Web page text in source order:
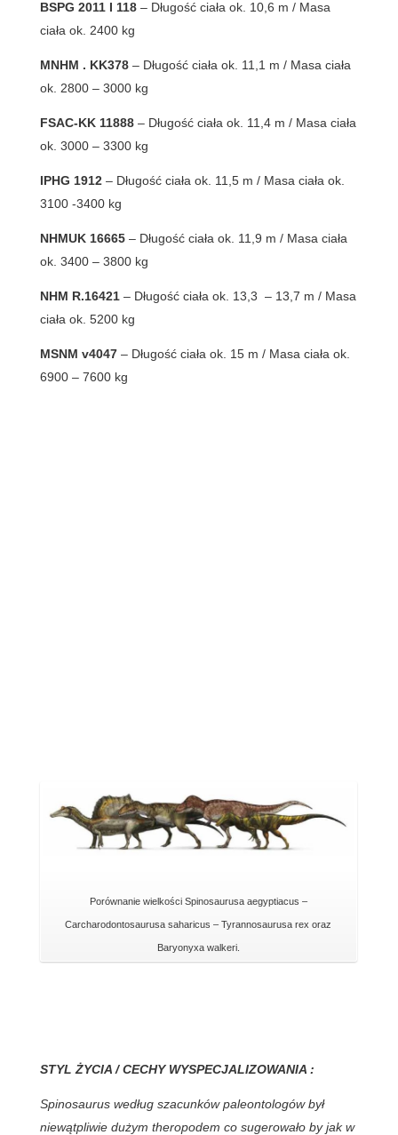
BSPG 2011 I 118– Długość ciała ok. 10,6 m / Masa
ciała ok. 2400 kg
MNHM . KK378– Długość ciała ok. 11,1 m / Masa ciała
ok. 2800 – 3000 kg
FSAC-KK 11888– Długość ciała ok. 11,4 m / Masa ciała
ok. 3000 – 3300 kg
IPHG 1912– Długość ciała ok. 11,5 m / Masa ciała ok.
3100 -3400 kg
NHMUK 16665– Długość ciała ok. 11,9 m / Masa ciała
ok. 3400 – 3800 kg
NHM R.16421– Długość ciała ok. 13,3 – 13,7 m / Masa
ciała ok. 5200 kg
MSNM v4047– Długość ciała ok. 15 m / Masa ciała ok.
6900 – 7600 kg
Porównanie wielkości Spinosaurusa aegyptiacus –
Carcharodontosaurusa saharicus – Tyrannosaurusa rex oraz
Baryonyxa walkeri.
STYL ŻYCIA / CECHY WYSPECJALIZOWANIA :
Spinosaurus według szacunków paleontologów był
niewątpliwie dużym theropodem co sugerowało by jak w